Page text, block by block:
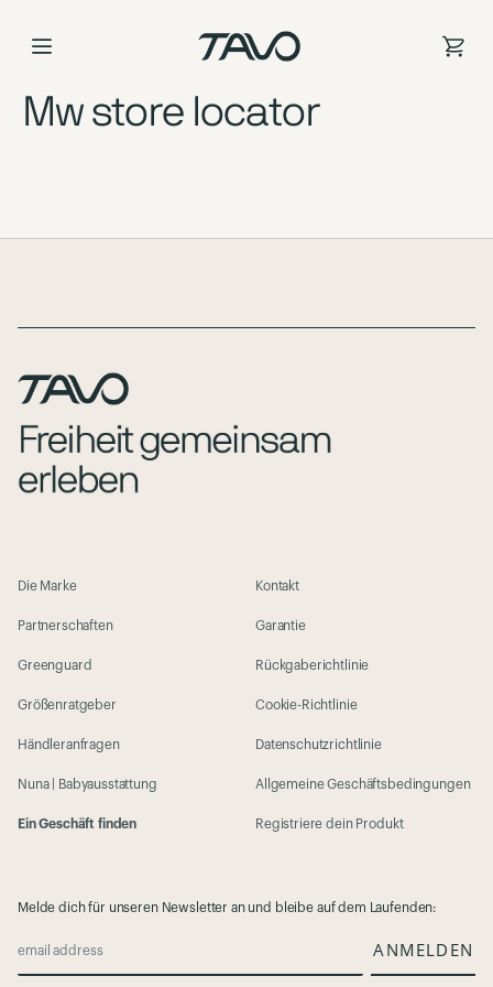
Inhalt
Mw store locator
Die Marke
Partnerschaften
Greenguard
Größenratgeber
Händleranfragen
Nuna | Babyausstattung
Ein Geschäft finden
Kontakt
Garantie
Rückgaberichtlinie
Cookie-Richtlinie
Datenschutzrichtlinie
Allgemeine Geschäftsbedingungen
Registriere dein Produkt
Melde dich für unseren Newsletter an und bleibe auf dem Laufenden:
email address ANMELDEN